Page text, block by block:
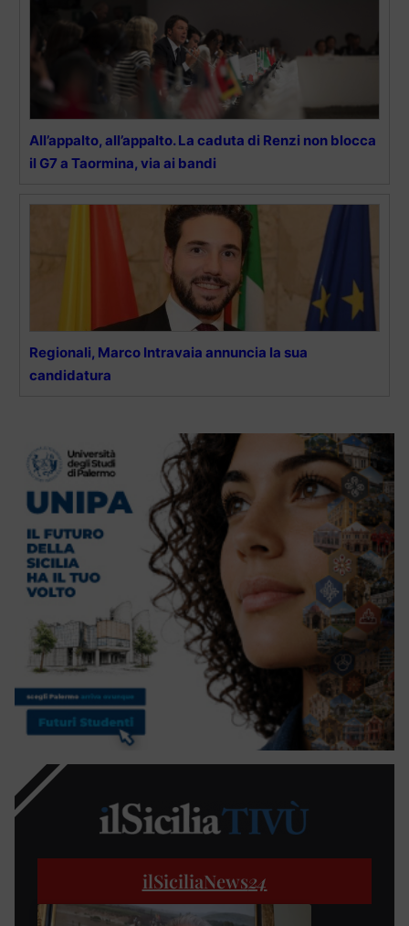
All’appalto, all’appalto. La caduta di Renzi non blocca
il G7 a Taormina, via ai bandi
Regionali, Marco Intravaia annuncia la sua
candidatura
ilSiciliaNews24